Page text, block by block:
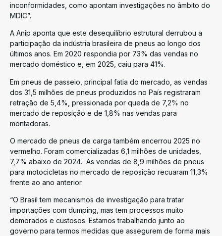
inconformidades, como apontam investigações no âmbito do
MDIC”.
A Anip aponta que este desequilíbrio estrutural derrubou a
participação da indústria brasileira de pneus ao longo dos
últimos anos. Em 2020 respondia por 73% das vendas no
mercado doméstico e, em 2025, caiu para 41%.
Em pneus de passeio, principal fatia do mercado, as vendas
dos 31,5 milhões de pneus produzidos no País registraram
retração de 5,4%, pressionada por queda de 7,2% no
mercado de reposição e de 1,8% nas vendas para
montadoras.
O mercado de pneus de carga também encerrou 2025 no
vermelho. Foram comercializadas 6,1 milhões de unidades,
7,7% abaixo de 2024. As vendas de 8,9 milhões de pneus
para motocicletas no mercado de reposição recuaram 11,3%
frente ao ano anterior.
“O Brasil tem mecanismos de investigação para tratar
importações com dumping, mas tem processos muito
demorados e custosos. Estamos trabalhando junto ao
governo para termos medidas que assegurem de forma mais